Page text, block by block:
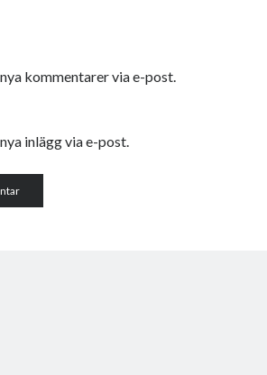
kommentarer via e-post.
inlägg via e-post.